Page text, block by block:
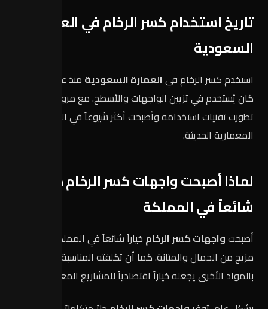
تاريخ استخدام كسر الرخام في العمارة
السعودية
استخدم كسر الرخام فيالعمارة السعودية منذ عقود، حيث
كان يُستخدم في تزيين الواجهات والأسطح. مع مرور الوقت،
تطورت تقنيات استخدامه وأصبحت أكثر شيوعاً في التصاميم
المعمارية الحديثة.
لماذا أصبحت واجهات كسر الرخام خياراً
شائعاً في المملكة
أصبحتواجهات كسر الرخام خياراً شائعاً في المملكة بسبب
مزيج من الجمال والمتانة. كما أن تكلفته المناسبة مقارنة
بالمواد الأخرى يجعله خياراً اقتصادياً للمشاريع المعمارية.